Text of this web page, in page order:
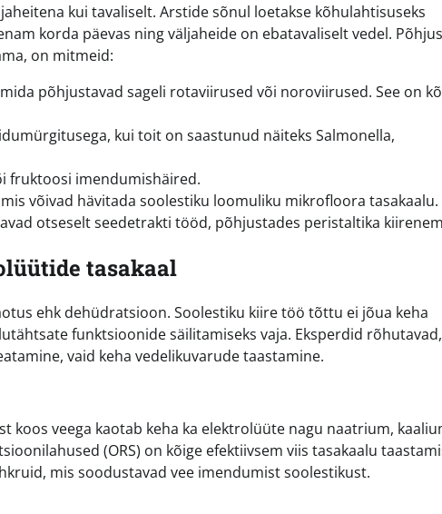
kui tavaliselt. Arstide sõnul loetakse kõhulahtisuseks
korda päevas ning väljaheide on ebatavaliselt vedel.
on mitmeid:
põhjustavad sageli rotaviirused või noroviirused. See on
kui toit on saastunud näiteks Salmonella,
fruktoosi imendumishäired.
võivad hävitada soolestiku loomuliku mikrofloora tasakaalu.
otseselt seedetrakti tööd, põhjustades peristaltika
tasakaal
ehk dehüdratsioon. Soolestiku kiire töö tõttu ei jõua keha
funktsioonide säilitamiseks vaja. Eksperdid
vaid keha vedelikuvarude taastamine.
koos veega kaotab keha ka elektrolüüte nagu naatrium,
(ORS) on kõige efektiivsem viis tasakaalu
mis soodustavad vee imendumist soolestikust.